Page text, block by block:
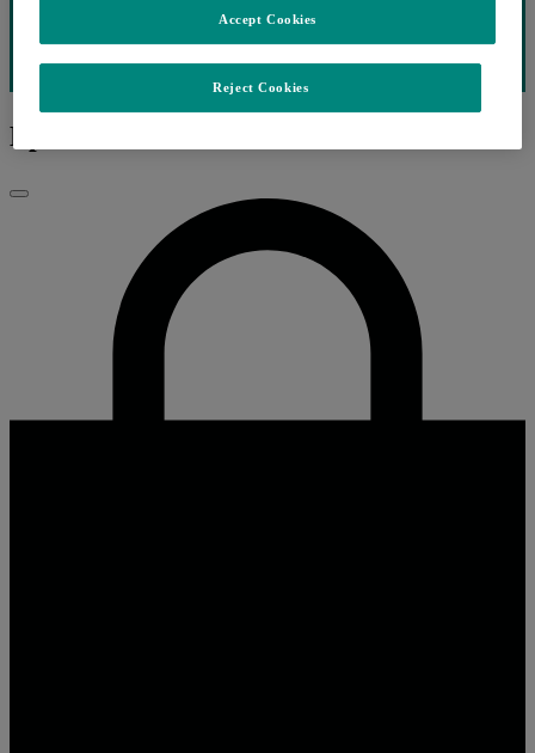
Ep.73 ONCOLOGIA
Fechar
Reject Cookies
Accept Cookies